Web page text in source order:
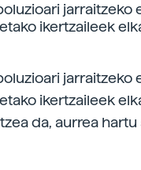
ikertzaileek
ikertzaileek
da, aurrea